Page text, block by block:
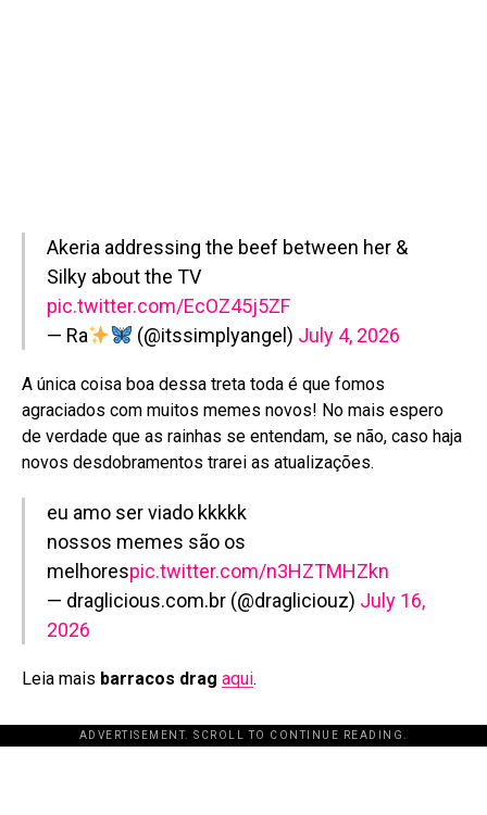
Akeria addressing the beef between her &
Silky about the TV
pic.twitter.com/EcOZ45j5ZF
— Ra
(@itssimplyangel) July 4, 2026
A única coisa boa dessa treta toda é que fomos
agraciados com muitos memes novos! No mais espero
de verdade que as rainhas se entendam, se não, caso haja
novos desdobramentos trarei as atualizações.
eu amo ser viado kkkkk
nossos memes são os
melhorespic.twitter.com/n3HZTMHZkn
— draglicious.com.br (@dragliciouz) July 16,
2026
Leia mais barracos drag aqui.
ADVERTISEMENT. SCROLL TO CONTINUE READING.